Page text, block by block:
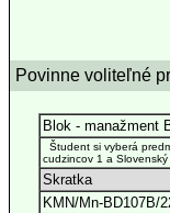
Povinne voliteľné
Blok - manažment
Študent si vyberá
cudzincov 1 a
Skratka
KMN/Mn-BD107B/